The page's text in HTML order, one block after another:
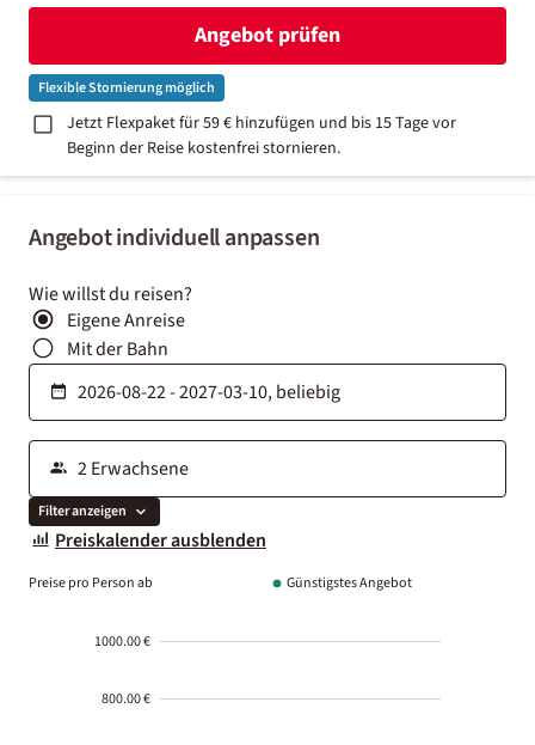
Angebot individuell anpassen
Wie willst du reisen?
Eigene Anreise
Mit der Bahn
Filter anzeigen
Preiskalender ausblenden
Preise pro Person ab Günstigstes Angebot
1000.00 €
800.00 €
Angebot prüfen
Flexible Stornierung möglich
Jetzt Flexpaket für 59 € hinzufügen und bis 15 Tage vor
Beginn der Reise kostenfrei stornieren.